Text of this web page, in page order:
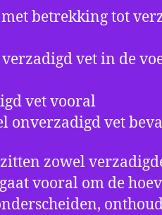
betrekking tot
vet in de
vet vooral
onverzadigd vet
zowel
vooral om de